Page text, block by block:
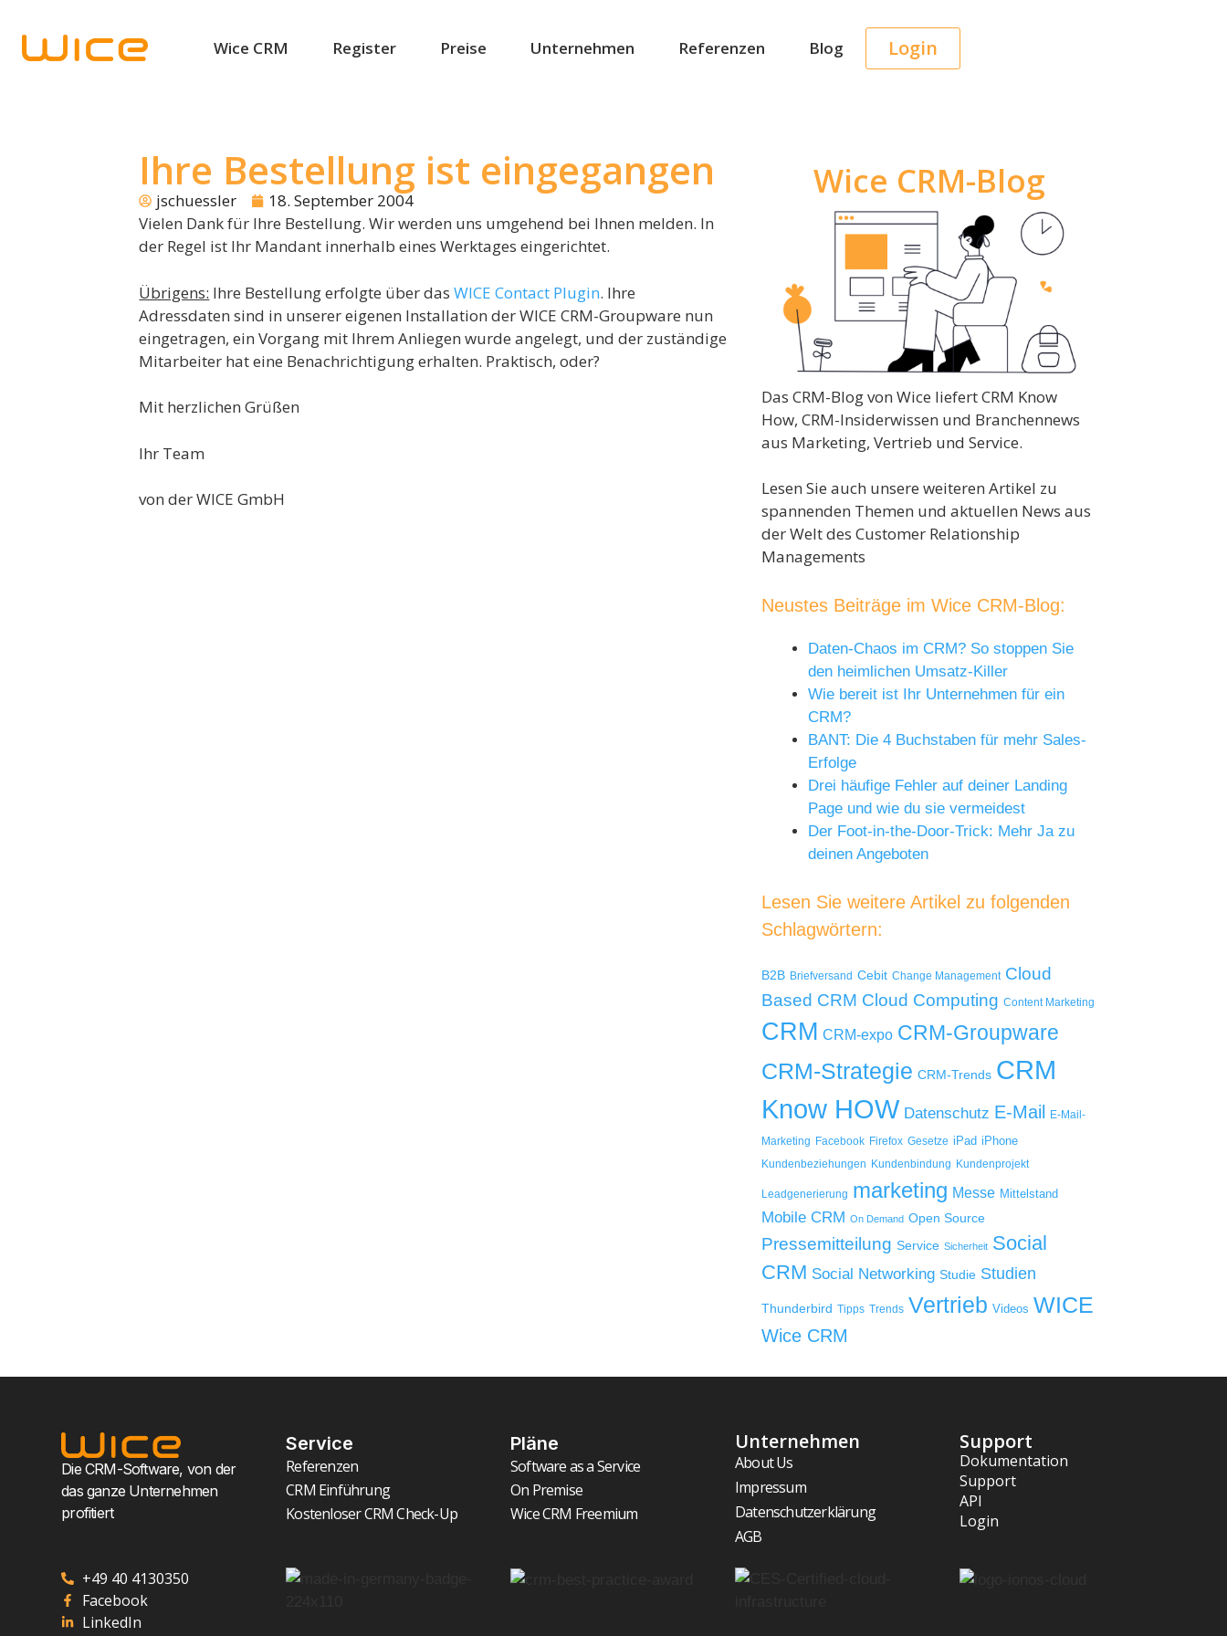
Wice CRM Register Preise Unternehmen Referenzen Blog Login
Ihre Bestellung ist eingegangen
jschuessler
18. September 2004
Vielen Dank für Ihre Bestellung. Wir werden uns umgehend bei Ihnen melden. In
der Regel ist Ihr Mandant innerhalb eines Werktages eingerichtet.
Übrigens: Ihre Bestellung erfolgte über dasWICE Contact Plugin. Ihre
Adressdaten sind in unserer eigenen Installation der WICE CRM-Groupware nun
eingetragen, ein Vorgang mit Ihrem Anliegen wurde angelegt, und der zuständige
Mitarbeiter hat eine Benachrichtigung erhalten. Praktisch, oder?
Mit herzlichen Grüßen
Ihr Team
von der WICE GmbH
Wice CRM-Blog
Das CRM-Blog von Wice liefert CRM Know
How, CRM-Insiderwissen und Branchennews
aus Marketing, Vertrieb und Service.
Lesen Sie auch unsere weiteren Artikel zu
spannenden Themen und aktuellen News aus
der Welt des Customer Relationship
Managements
Neustes Beiträge im Wice CRM-Blog:
Daten-Chaos im CRM? So stoppen Sie
den heimlichen Umsatz-Killer
Wie bereit ist Ihr Unternehmen für ein
CRM?
BANT: Die 4 Buchstaben für mehr Sales-
Erfolge
Drei häufige Fehler auf deiner Landing
Page und wie du sie vermeidest
Der Foot-in-the-Door-Trick: Mehr Ja zu
deinen Angeboten
Lesen Sie weitere Artikel zu folgenden
Schlagwörtern:
B2B Briefversand Cebit Change Management Cloud
Based CRM Cloud Computing Content Marketing
CRM CRM-expo CRM-Groupware
CRM-Strategie CRM-Trends CRM
Know HOW Datenschutz E-Mail E-Mail-
Marketing Facebook Firefox Gesetze iPad iPhone
Kundenbeziehungen Kundenbindung Kundenprojekt
Leadgenerierung marketing Messe Mittelstand
Mobile CRM On Demand Open Source
Pressemitteilung Service Sicherheit Social
CRM Social Networking Studie Studien
Thunderbird Tipps Trends Vertrieb Videos WICE
Wice CRM
Die CRM-Software, von der
das ganze Unternehmen
profitiert
Service
Referenzen
CRM Einführung
Kostenloser CRM Check-Up
Pläne
Software as a Service
On Premise
Wice CRM Freemium
Unternehmen
About Us
Impressum
Datenschutzerklärung
AGB
Support
Dokumentation
Support
API
Login
+49 40 4130350
Facebook
LinkedIn